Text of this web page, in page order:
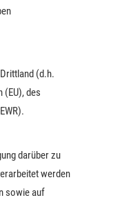
(d.h.
(EU), des
darüber zu
werden
sowie auf